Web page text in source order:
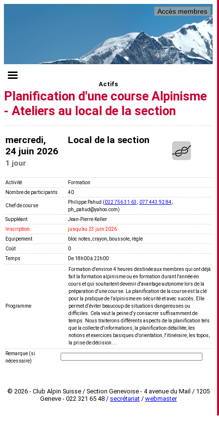
Accès membres
Actifs
Planification d'une course Alpinisme
- Ateliers au local de la section
mercredi,
24 juin 2026
1 jour
Local de la section
Activité
Formation
Nombre de participants
40
Chef de course
Philippe Pahud (022 756 31 63; 077 443 92 84;
ph_pahud@yahoo.com)
Suppléant
Jean-Pierre Keller
Inscription
jusquʼau 23 juin 2026
Equipement
bloc notes, crayon, boussole, règle
Coût
0
Temps
De 18h00 à 22h00
Programme
Formation d'environ 4 heures destinée aux membres qui ont déjà
fait la formation alpinisme ou en formation durant l'année en
cours et qui souhaitent devenir d'avantage autonome lors de la
préparation d'une course. La planification de la course est la clé
pour la pratique de l‘alpinisme en sécurité et avec succès. Elle
permet d‘éviter beaucoup de situations dangereuses ou
difficiles. Cela vaut la peine d‘y consacrer suffisamment de
temps. Nous traiterons différents aspects de la planification tels
que la collecte d'informations, la planification détaillée, les
notions et exercices basiques d'orientation, l'itinéraire, les topos,
la prise de décision ...
Remarque (si
nécessaire)
© 2026 - Club Alpin Suisse / Section Genevoise - 4 avenue du Mail / 1205
Geneve - 022 321 65 48 / secrétariat/ webmaster